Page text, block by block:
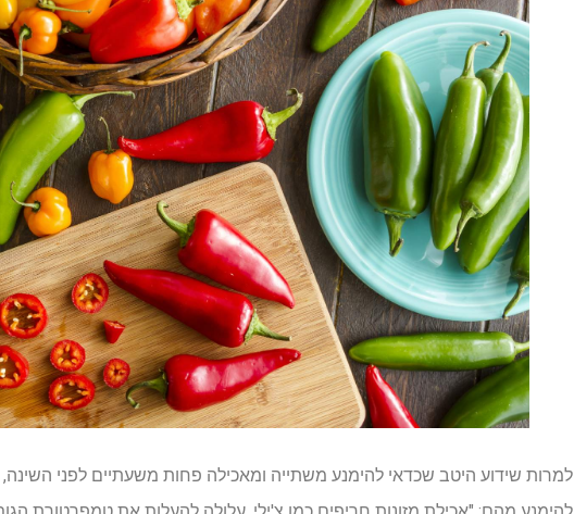
למרות שידוע היטב שכדאי להימנע משתייה ומאכילה פחות משעתיים לפני